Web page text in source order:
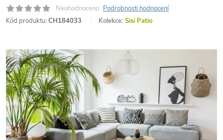
Neohodnoceno Podrobnosti hodnocení
Kód produktu: CH184033 Kolekce: Sisi Patio